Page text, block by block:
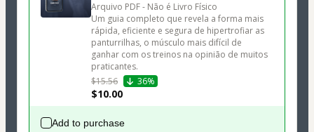
Arquivo PDF - Não é Livro Físico
Um guia completo que revela a forma mais
rápida, eficiente e segura de hipertrofiar as
panturrilhas, o músculo mais difícil de
ganhar com os treinos na opinião de muitos
praticantes.
$15.56
36%
$10.00
Add to purchase